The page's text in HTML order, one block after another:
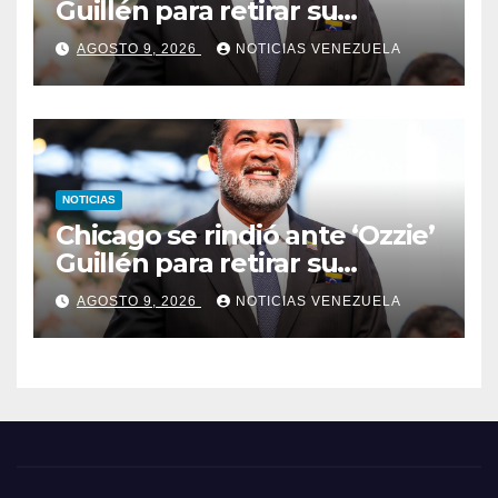
Guillén para retirar su
número
AGOSTO 9, 2026 NOTICIAS VENEZUELA
NOTICIAS
Chicago se rindió ante ‘Ozzie’
Guillén para retirar su
número
AGOSTO 9, 2026 NOTICIAS VENEZUELA